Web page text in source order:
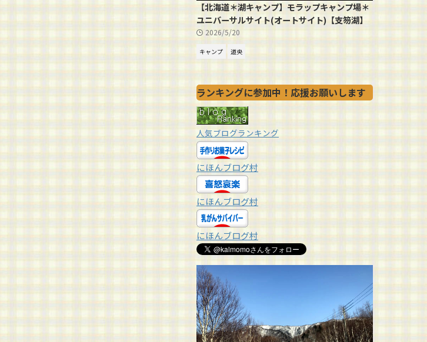
【北海道＊湖キャンプ】モラップキャンプ場＊
ユニバーサルサイト(オートサイト)【支笏湖】
2026/5/20
キャンプ 道央
ランキングに参加中！応援お願いします
人気ブログランキング
にほんブログ村
にほんブログ村
にほんブログ村